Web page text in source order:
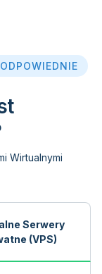
Wirtualnymi
Serwery
(VPS)